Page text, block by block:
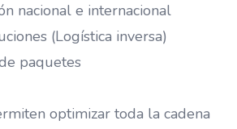
nacional e internacional
(Logística inversa)
paquetes
optimizar toda la cadena